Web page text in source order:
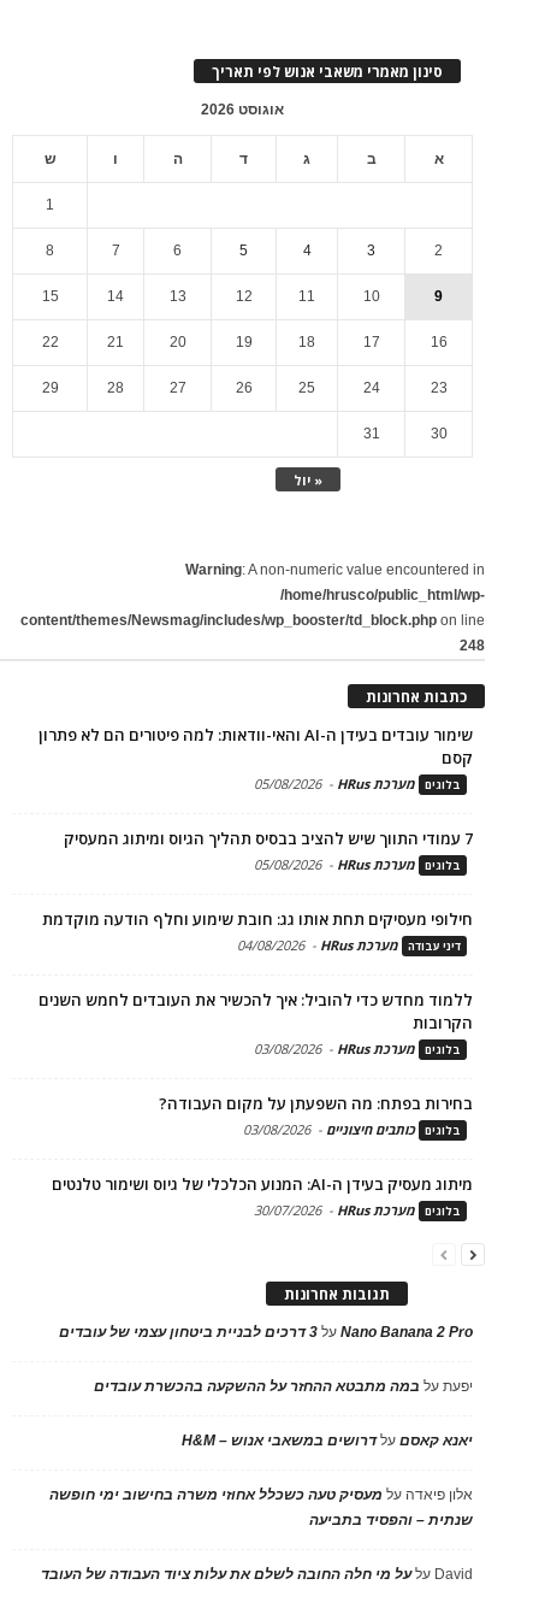
סינון מאמרי משאבי אנוש לפי תאריך
אוגוסט 2026
א ב ג ד ה ו ש
« יול
1
2
3
4
5
6
7
8
9
10
11
12
13
14
15
16
17
18
19
20
21
22
23
24
25
26
27
28
29
30
31
Warning: A non-numeric value encountered in
/home/hrusco/public_html/wp-
content/themes/Newsmag/includes/wp_booster/td_block.php on line
248
כתבות אחרונות
שימור עובדים בעידן ה-AI והאי-וודאות: למה פיטורים הם לא פתרון
קסם
בלוגים מערכת HRus -
05/08/2026
7 עמודי התווך שיש להציב בבסיס תהליך הגיוס ומיתוג המעסיק
בלוגים מערכת HRus -
05/08/2026
חילופי מעסיקים תחת אותו גג: חובת שימוע וחלף הודעה מוקדמת
דיני עבודה מערכת HRus -
04/08/2026
ללמוד מחדש כדי להוביל: איך להכשיר את העובדים לחמש השנים
הקרובות
בלוגים מערכת HRus -
03/08/2026
בחירות בפתח: מה השפעתן על מקום העבודה?
בלוגים כותבים חיצוניים -
03/08/2026
מיתוג מעסיק בעידן ה-AI: המנוע הכלכלי של גיוס ושימור טלנטים
בלוגים מערכת HRus -
30/07/2026
תגובות אחרונות
Nano Banana 2 Proעל 3 דרכים לבניית ביטחון עצמי של עובדים
יפעתעל במה מתבטא ההחזר על ההשקעה בהכשרת עובדים
יאנא קאסםעלדרושים במשאבי אנוש – H&M
אלון פיאדה על מעסיק טעה כשכלל אחוזי משרה בחישוב ימי חופשה
שנתית – והפסיד בתביעה
David עלעל מי חלה החובה לשלם את עלות ציוד העבודה של העובד